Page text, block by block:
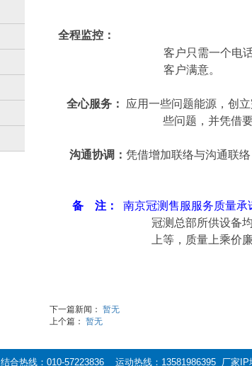
全程监控：
客户只需一个电
客户满意。
全心服务：
应用一些问题能源，创
些问题，并凭借
沟通协调： 凭借增加联络与沟通联
备 注：
南京冠测售服服务质量承
冠测总部所供设备
上等，质量上乘价廉
下一篇新闻： 暂无
上个篇： 暂无
结合热线：010-57223836 运动热线：13581986395 厂家IP